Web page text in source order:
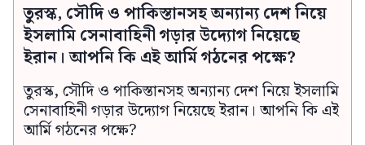
তুরস্ক, সৌদি ও পাকিস্তানসহ অন্যান্য দেশ নিয়ে
ইসলামি সেনাবাহিনী গড়ার উদ্যোগ নিয়েছে
ইরান। আপনি কি এই আর্মি গঠনের পক্ষে?
তুরস্ক, সৌদি ও পাকিস্তানসহ অন্যান্য দেশ নিয়ে ইসলামি
সেনাবাহিনী গড়ার উদ্যোগ নিয়েছে ইরান। আপনি কি এই
আর্মি গঠনের পক্ষে?